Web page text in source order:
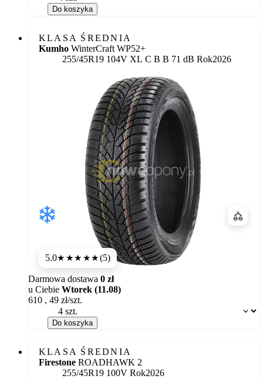
Do koszyka
KLASA ŚREDNIA
Kumho WinterCraft WP52+
255/45R19 104V XL Etykieta:
C B B 71 dB Rok2026
5.0★★★★★(5)
Dostępność:
Darmowa dostawa 0 zł
u Ciebie Wtorek (11.08)
610 , 49 zł/szt.
Do koszyka
KLASA ŚREDNIA
Firestone ROADHAWK 2
255/45R19 100V Rok2026